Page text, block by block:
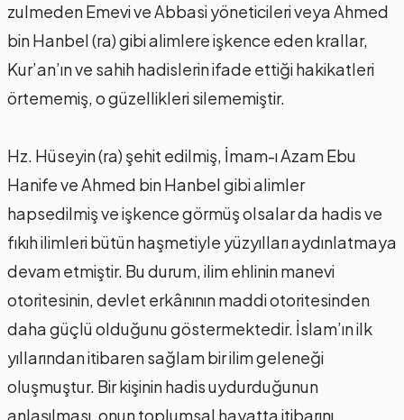
zulmeden Emevi ve Abbasi yöneticileri veya Ahmed
bin Hanbel (ra) gibi alimlere işkence eden krallar,
Kur’an’ın ve sahih hadislerin ifade ettiği hakikatleri
örtememiş, o güzellikleri silememiştir.
Hz. Hüseyin (ra) şehit edilmiş, İmam-ı Azam Ebu
Hanife ve Ahmed bin Hanbel gibi alimler
hapsedilmiş ve işkence görmüş olsalar da hadis ve
fıkıh ilimleri bütün haşmetiyle yüzyılları aydınlatmaya
devam etmiştir. Bu durum, ilim ehlinin manevi
otoritesinin, devlet erkânının maddi otoritesinden
daha güçlü olduğunu göstermektedir. İslam’ın ilk
yıllarından itibaren sağlam bir ilim geleneği
oluşmuştur. Bir kişinin hadis uydurduğunun
anlaşılması, onun toplumsal hayatta itibarını